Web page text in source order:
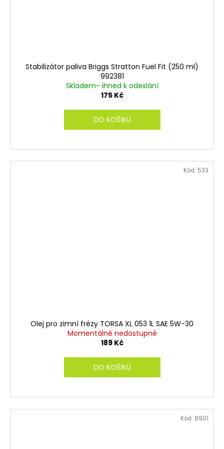
Stabilizátor paliva Briggs Stratton Fuel Fit (250 ml)
992381
Skladem- ihned k odeslání
175 Kč
DO KOŠÍKU
Olej pro zimní frézy TORSA XL 053 1L SAE 5W-30
Momentálně nedostupné
189 Kč
DO KOŠÍKU
Kód: 533
Kód: 8901